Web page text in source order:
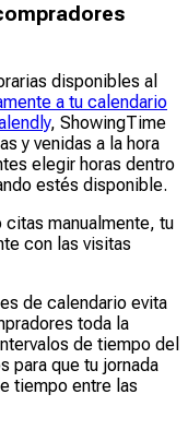
disponibles al
a tu calendario
, ShowingTime
y venidas a la hora
elegir horas dentro
estés disponible.
citas manualmente, tu
con las visitas
de calendario evita
toda la
de tiempo del
para que tu jornada
tiempo entre las